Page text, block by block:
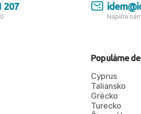
207
Napíšte
Populárne
Cyprus
Taliansko
Grécko
Turecko